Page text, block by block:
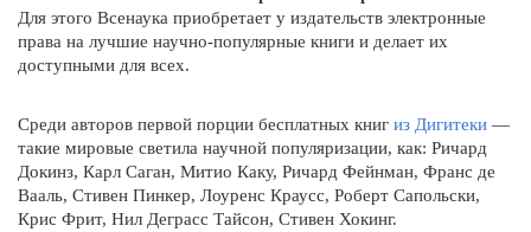
Для этого Всенаука приобретает у издательств электронные
права на лучшие научно-популярные книги и делает их
доступными для всех.
Среди авторов первой порции бесплатных книг из Дигитеки —
такие мировые светила научной популяризации, как: Ричард
Докинз, Карл Саган, Митио Каку, Ричард Фейнман, Франс де
Вааль, Стивен Пинкер, Лоуренс Краусс, Роберт Сапольски,
Крис Фрит, Нил Деграсс Тайсон, Стивен Хокинг.